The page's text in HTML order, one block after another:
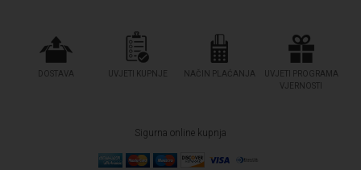
DOSTAVA UVJETI KUPNJE NAČIN PLAĆANJA
UVJETI PROGRAMA
VJERNOSTI
Sigurna online kupnja